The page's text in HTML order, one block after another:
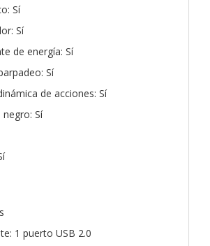
Sí
Sí
de energía: Sí
Sí
de acciones: Sí
negro: Sí
1 puerto USB 2.0